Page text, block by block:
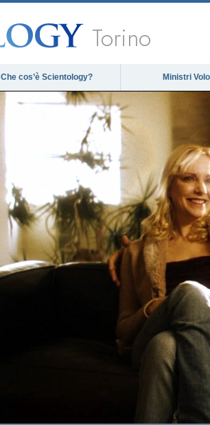
Torino
Che cos’è Scientology? Ministri